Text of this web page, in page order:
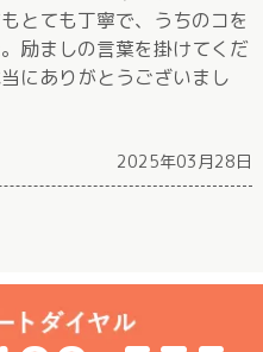
とても丁寧で、うちのコを
励ましの言葉を掛けてくだ
にありがとうございまし
2025年03月28日